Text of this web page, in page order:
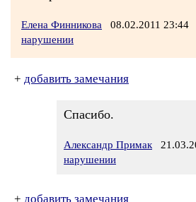
Елена Финникова 08.02.2011 23:44
нарушении
+ добавить замечания
Спасибо.
Александр Примак
нарушении
+ добавить замечания